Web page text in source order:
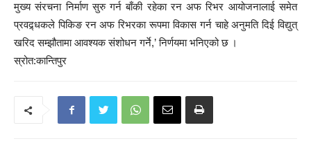
मुख्य संरचना निर्माण सुरु गर्न बाँकी रहेका रन अफ रिभर आयोजनालाई समेत
प्रवद्र्धकले पिकिङ रन अफ रिभरका रूपमा विकास गर्न चाहे अनुमति दिई विद्युत्
खरिद सम्झौतामा आवश्यक संशोधन गर्ने,’ निर्णयमा भनिएको छ ।
स्रोत:कान्तिपुर